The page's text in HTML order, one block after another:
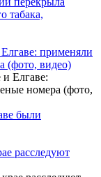
табака,
применяли
(фото, видео)
были
расследуют